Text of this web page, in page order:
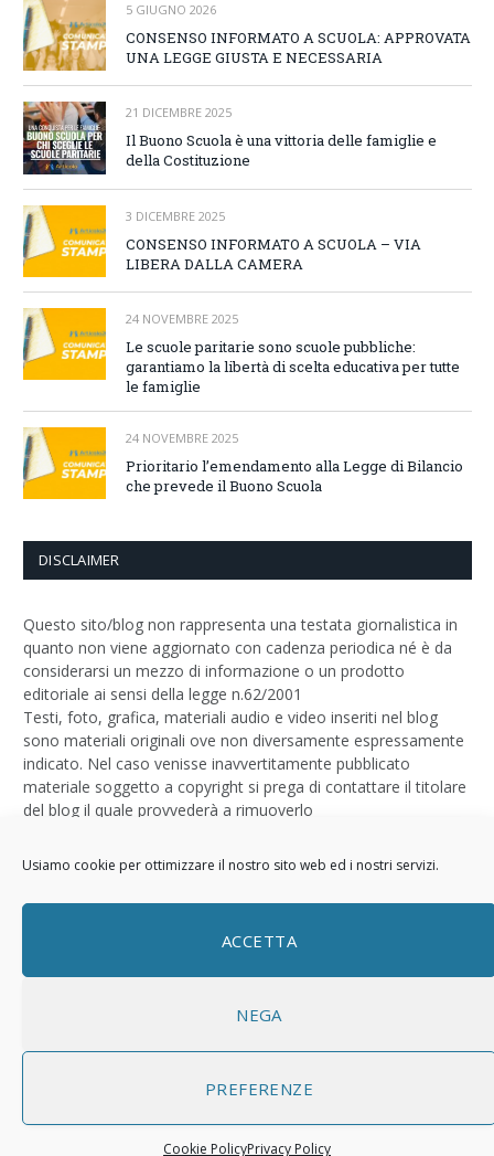
Usiamo cookie per ottimizzare il nostro sito web ed i nostri servizi.
ACCETTA
NEGA
PREFERENZE
Cookie PolicyPrivacy Policy
5 GIUGNO 2026
CONSENSO INFORMATO A SCUOLA: APPROVATA
UNA LEGGE GIUSTA E NECESSARIA
21 DICEMBRE 2025
Il Buono Scuola è una vittoria delle famiglie e
della Costituzione
3 DICEMBRE 2025
CONSENSO INFORMATO A SCUOLA – VIA
LIBERA DALLA CAMERA
24 NOVEMBRE 2025
Le scuole paritarie sono scuole pubbliche:
garantiamo la libertà di scelta educativa per tutte
le famiglie
24 NOVEMBRE 2025
Prioritario l’emendamento alla Legge di Bilancio
che prevede il Buono Scuola
DISCLAIMER
Questo sito/blog non rappresenta una testata giornalistica in
quanto non viene aggiornato con cadenza periodica né è da
considerarsi un mezzo di informazione o un prodotto
editoriale ai sensi della legge n.62/2001
Testi, foto, grafica, materiali audio e video inseriti nel blog
sono materiali originali ove non diversamente espressamente
indicato. Nel caso venisse inavvertitamente pubblicato
materiale soggetto a copyright si prega di contattare il titolare
del blog il quale provvederà a rimuoverlo
Logo bySizegraph
© 2026 ThemeSphere. Designed byThemeSphere